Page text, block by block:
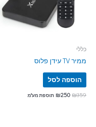
כללי
ממיר TV עידן פלוס
הוספה לסל
₪359
₪250 תוספת מע"מ